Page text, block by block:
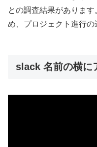
との調査結果がありま
め、プロジェクト進行の
slack 名前の横に